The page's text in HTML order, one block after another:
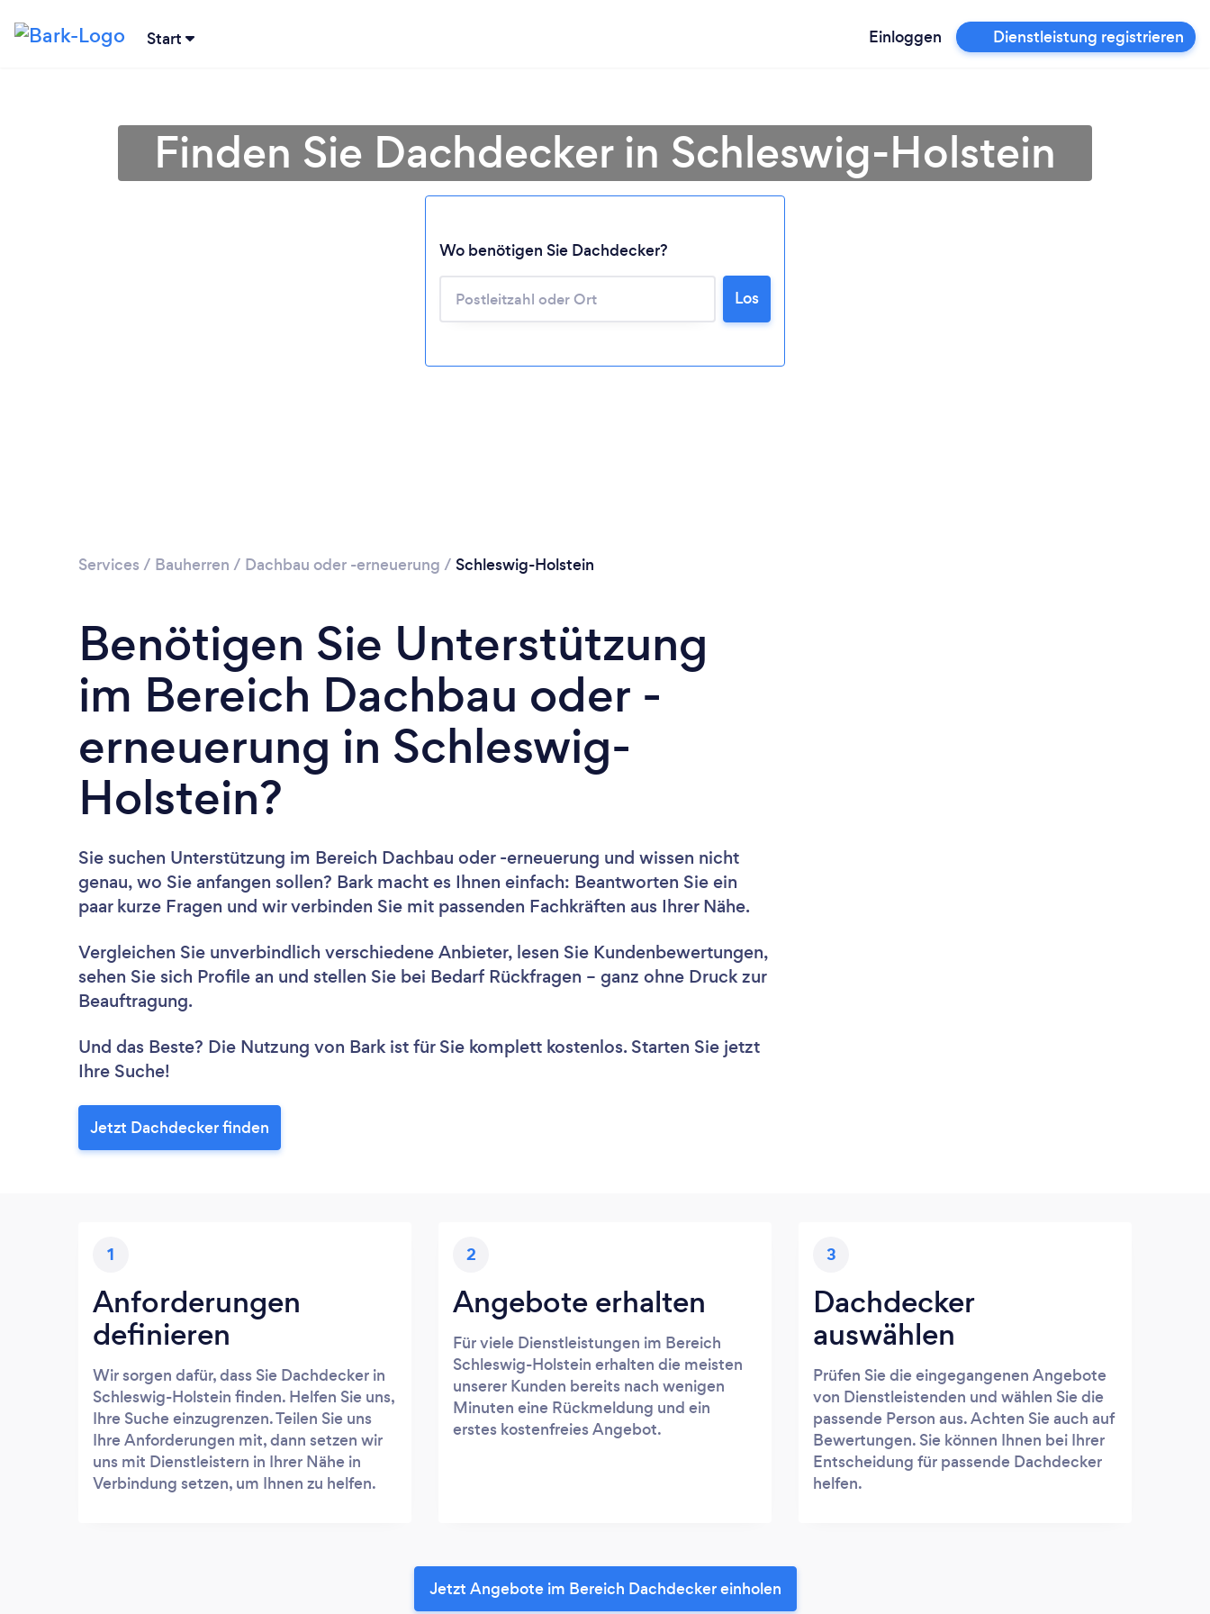
Start Einloggen Dienstleistung registrieren
Lädt ...
Finden Sie Dachdecker in Schleswig-Holstein
Wo benötigen Sie Dachdecker?
Los
Services / Bauherren / Dachbau oder -erneuerung / Schleswig-Holstein
Benötigen Sie Unterstützung
im Bereich Dachbau oder -
erneuerung in Schleswig-
Holstein?
Sie suchen Unterstützung im Bereich Dachbau oder -erneuerung und wissen nicht
genau, wo Sie anfangen sollen? Bark macht es Ihnen einfach: Beantworten Sie ein
paar kurze Fragen und wir verbinden Sie mit passenden Fachkräften aus Ihrer Nähe.
Vergleichen Sie unverbindlich verschiedene Anbieter, lesen Sie Kundenbewertungen,
sehen Sie sich Profile an und stellen Sie bei Bedarf Rückfragen – ganz ohne Druck zur
Beauftragung.
Und das Beste? Die Nutzung von Bark ist für Sie komplett kostenlos. Starten Sie jetzt
Ihre Suche!
Jetzt Dachdecker finden
1
Anforderungen
definieren
Wir sorgen dafür, dass Sie Dachdecker in
Schleswig-Holstein finden. Helfen Sie uns,
Ihre Suche einzugrenzen. Teilen Sie uns
Ihre Anforderungen mit, dann setzen wir
uns mit Dienstleistern in Ihrer Nähe in
Verbindung setzen, um Ihnen zu helfen.
2
Angebote erhalten
Für viele Dienstleistungen im Bereich
Schleswig-Holstein erhalten die meisten
unserer Kunden bereits nach wenigen
Minuten eine Rückmeldung und ein
erstes kostenfreies Angebot.
3
Dachdecker
auswählen
Prüfen Sie die eingegangenen Angebote
von Dienstleistenden und wählen Sie die
passende Person aus. Achten Sie auch auf
Bewertungen. Sie können Ihnen bei Ihrer
Entscheidung für passende Dachdecker
helfen.
Jetzt Angebote im Bereich Dachdecker einholen